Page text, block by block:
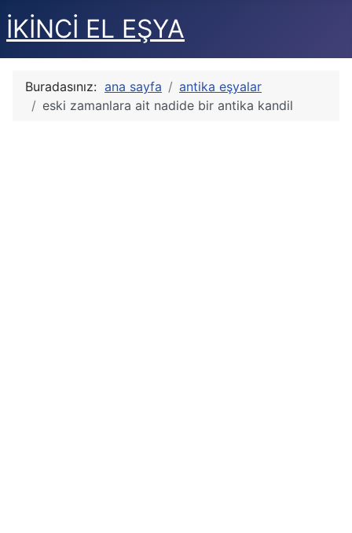
İKİNCİ EL EŞYA
Buradasınız: ana sayfa
antika eşyalar
eski zamanlara ait nadide bir antika kandil